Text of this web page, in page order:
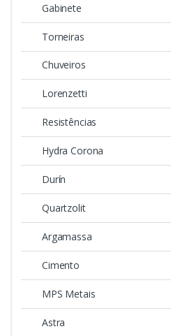
Gabinete
Torneiras
Chuveiros
Lorenzetti
Resistências
Hydra Corona
Durín
Quartzolit
Argamassa
Cimento
MPS Metais
Astra